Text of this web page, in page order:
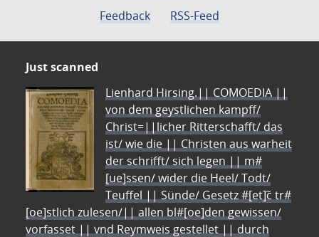
Feedback
RSS-Feed
Just scanned
Lienhard Hirsing.|| COMOEDIA ||
von dem geystlichen kampff/
Christ=||licher Ritterschafft/ das
ist/ wie die || Christen aus warheit
der schrifft/ sich legen || m#
[ue]ssen/ wider die Heel/ Todt/
Teuffel || Sünde/ Gesetz #[et]c̃ tr#
[oe]stlich zulesen/|| allen bl#[oe]den gewissen/
vorfasset || vnd Reymweis gestellet || durch